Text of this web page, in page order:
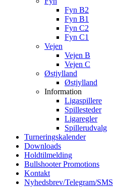
Fyn B2
Fyn B1
Fyn C2
Fyn C1
Vejen
Vejen B
Vejen C
Østjylland
Østjylland
Information
Ligaspillere
Spillesteder
Ligaregler
Spillerudvalg
Turneringskalender
Downloads
Holdtilmelding
Bullshooter Promotions
Kontakt
Nyhedsbrev/Telegram/SMS